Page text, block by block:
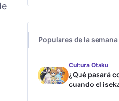
Populares de la semana
Cultura Otaku
¿Qué pasará
cuando el